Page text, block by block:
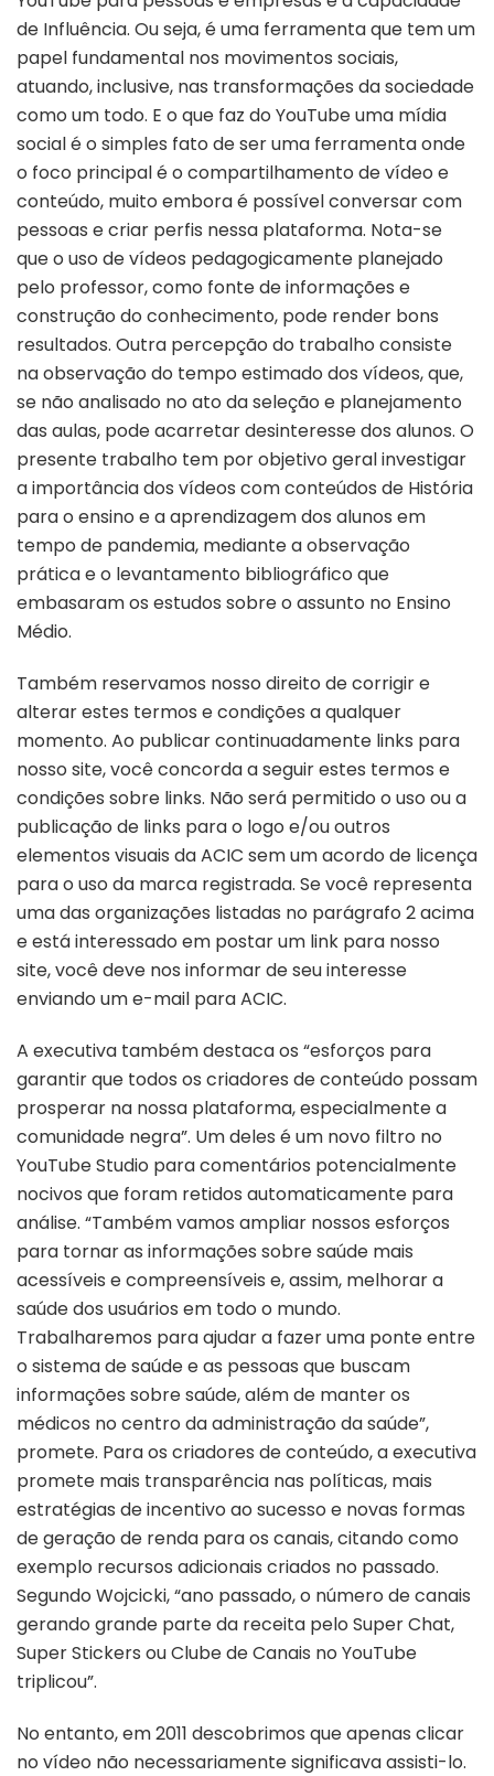
de Influência. Ou seja, é uma ferramenta que tem um
papel fundamental nos movimentos sociais,
atuando, inclusive, nas transformações da sociedade
como um todo. E o que faz do YouTube uma mídia
social é o simples fato de ser uma ferramenta onde
o foco principal é o compartilhamento de vídeo e
conteúdo, muito embora é possível conversar com
pessoas e criar perfis nessa plataforma. Nota-se
que o uso de vídeos pedagogicamente planejado
pelo professor, como fonte de informações e
construção do conhecimento, pode render bons
resultados. Outra percepção do trabalho consiste
na observação do tempo estimado dos vídeos, que,
se não analisado no ato da seleção e planejamento
das aulas, pode acarretar desinteresse dos alunos. O
presente trabalho tem por objetivo geral investigar
a importância dos vídeos com conteúdos de História
para o ensino e a aprendizagem dos alunos em
tempo de pandemia, mediante a observação
prática e o levantamento bibliográfico que
embasaram os estudos sobre o assunto no Ensino
Médio.
Também reservamos nosso direito de corrigir e
alterar estes termos e condições a qualquer
momento. Ao publicar continuadamente links para
nosso site, você concorda a seguir estes termos e
condições sobre links. Não será permitido o uso ou a
publicação de links para o logo e/ou outros
elementos visuais da ACIC sem um acordo de licença
para o uso da marca registrada. Se você representa
uma das organizações listadas no parágrafo 2 acima
e está interessado em postar um link para nosso
site, você deve nos informar de seu interesse
enviando um e-mail para ACIC.
A executiva também destaca os “esforços para
garantir que todos os criadores de conteúdo possam
prosperar na nossa plataforma, especialmente a
comunidade negra”. Um deles é um novo filtro no
YouTube Studio para comentários potencialmente
nocivos que foram retidos automaticamente para
análise. “Também vamos ampliar nossos esforços
para tornar as informações sobre saúde mais
acessíveis e compreensíveis e, assim, melhorar a
saúde dos usuários em todo o mundo.
Trabalharemos para ajudar a fazer uma ponte entre
o sistema de saúde e as pessoas que buscam
informações sobre saúde, além de manter os
médicos no centro da administração da saúde”,
promete. Para os criadores de conteúdo, a executiva
promete mais transparência nas políticas, mais
estratégias de incentivo ao sucesso e novas formas
de geração de renda para os canais, citando como
exemplo recursos adicionais criados no passado.
Segundo Wojcicki, “ano passado, o número de canais
gerando grande parte da receita pelo Super Chat,
Super Stickers ou Clube de Canais no YouTube
triplicou”.
No entanto, em 2011 descobrimos que apenas clicar
no vídeo não necessariamente significava assisti-lo.